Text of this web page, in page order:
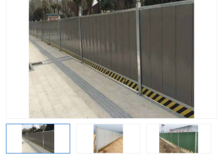
围挡
生产加工单板复合围挡 市
政围挡